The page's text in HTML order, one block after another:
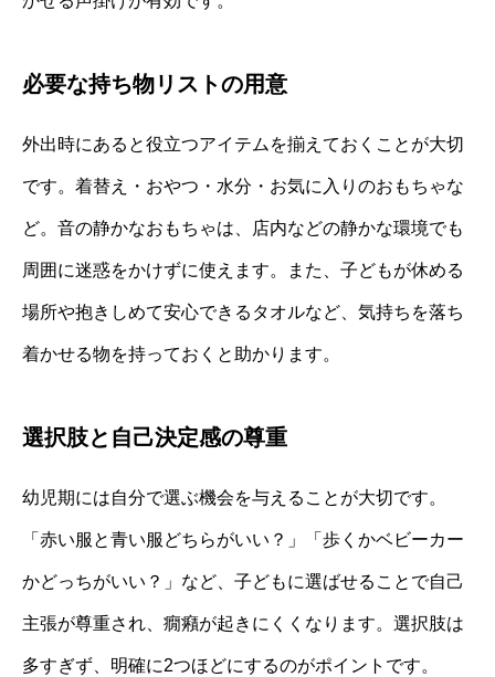
必要な持ち物リストの用意
外出時にあると役立つアイテムを揃えておくことが大切
です。着替え・おやつ・水分・お気に入りのおもちゃな
ど。音の静かなおもちゃは、店内などの静かな環境でも
周囲に迷惑をかけずに使えます。また、子どもが休める
場所や抱きしめて安心できるタオルなど、気持ちを落ち
着かせる物を持っておくと助かります。
選択肢と自己決定感の尊重
幼児期には自分で選ぶ機会を与えることが大切です。
「赤い服と青い服どちらがいい？」「歩くかベビーカー
かどっちがいい？」など、子どもに選ばせることで自己
主張が尊重され、癇癪が起きにくくなります。選択肢は
多すぎず、明確に2つほどにするのがポイントです。